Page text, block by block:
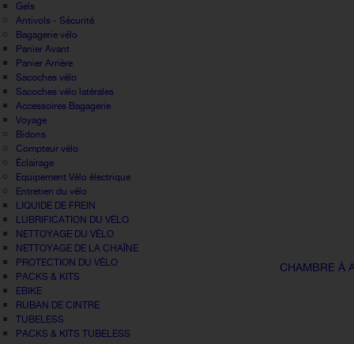
Gels
Antivols - Sécurité
Bagagerie vélo
Panier Avant
Panier Arrière
Sacoches vélo
Sacoches vélo latérales
Accessoires Bagagerie
Voyage
Bidons
Compteur vélo
Éclairage
Equipement Vélo électrique
Entretien du vélo
LIQUIDE DE FREIN
LUBRIFICATION DU VÉLO
NETTOYAGE DU VÉLO
NETTOYAGE DE LA CHAÎNE
PROTECTION DU VÉLO
PACKS & KITS
EBIKE
RUBAN DE CINTRE
TUBELESS
PACKS & KITS TUBELESS
CHAMBRE À